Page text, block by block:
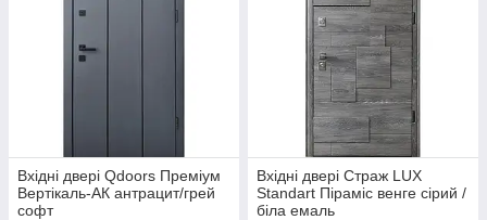
Вхідні двері Qdoors Преміум
Вертікаль-АК антрацит/грей
софт
Вхідні двері Страж LUX
Standart Піраміс венге сірий /
біла емаль